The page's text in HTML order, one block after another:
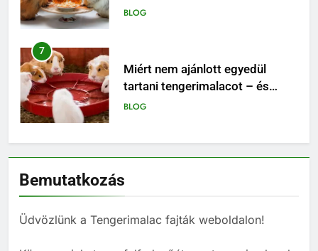
vagy épp unatkozik?
BLOG
7
Miért nem ajánlott egyedül
tartani tengerimalacot – és
hogyan válassz neki megfelelő
BLOG
8
Bemutatkozás
Üdvözlünk a Tengerimalac fajták weboldalon!